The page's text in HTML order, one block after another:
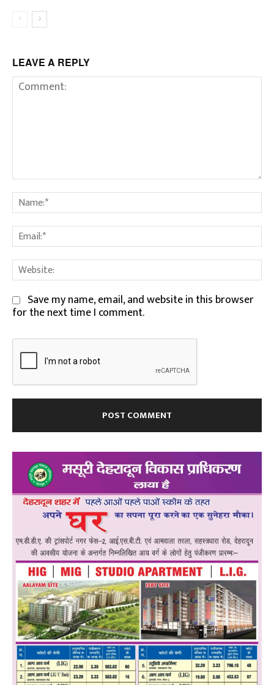
LEAVE A REPLY
Comment:
Save my name, email, and website in this browser
for the next time I comment.